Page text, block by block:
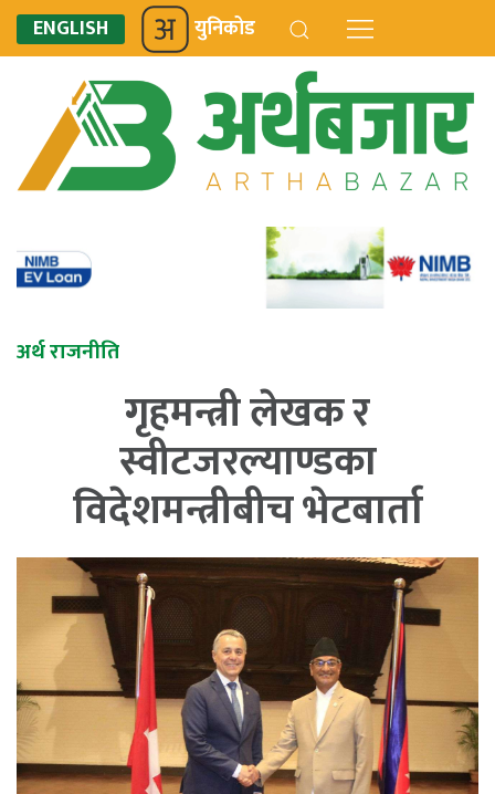
ENGLISH युनिकोड
अर्थ राजनीति
गृहमन्त्री लेखक र
स्वीटजरल्याण्डका
विदेशमन्त्रीबीच भेटबार्ता